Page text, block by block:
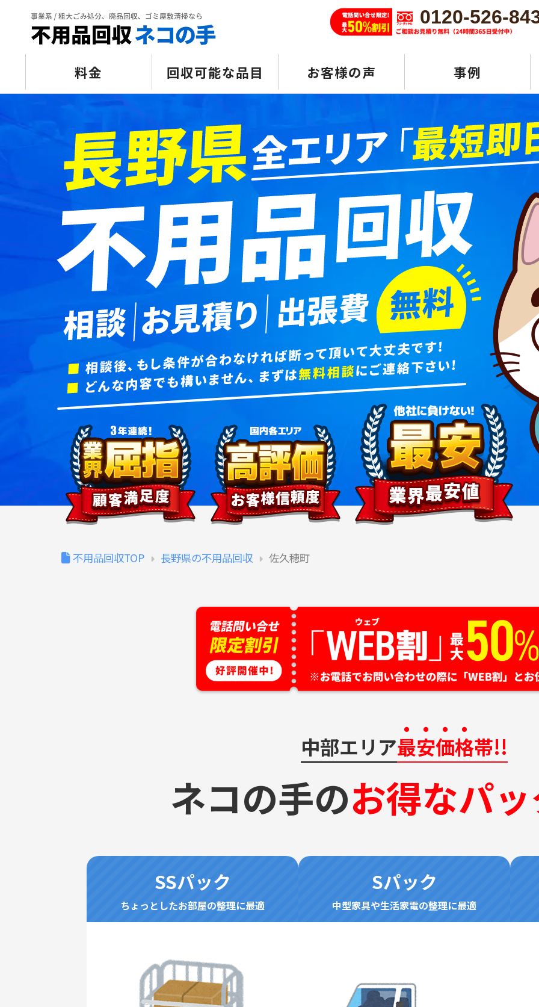
0120-526-
料金 回収可能な品目 お客様の声 事例
不用品回収TOP 長野県の不用品回収 佐久穂町
中部エリア最安価格帯!!
ネコの手のお得なパ
SSパック
ちょっとしたお部屋の整理に最適
Sパック
中型家具や生活家電の整理に最適